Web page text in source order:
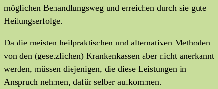
möglichen Behandlungsweg und erreichen durch sie gute
Heilungserfolge.
Da die meisten heilpraktischen und alternativen Methoden
von den (gesetzlichen) Krankenkassen aber nicht anerkannt
werden, müssen diejenigen, die diese Leistungen in
Anspruch nehmen, dafür selber aufkommen.